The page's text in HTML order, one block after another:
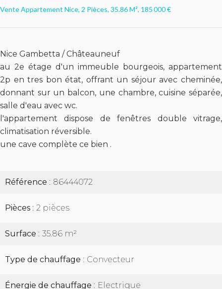
Vente Appartement Nice, 2 Pièces, 35.86 M², 185 000 €
Nice Gambetta / Châteauneuf
au 2e étage d'un immeuble bourgeois, appartement
2p en tres bon état, offrant un séjour avec cheminée,
donnant sur un balcon, une chambre, cuisine séparée,
salle d'eau avec wc.
l'appartement dispose de fenêtres double vitrage,
climatisation réversible.
une cave complète ce bien .
Référence 86444072
Pièces 2 pièces
Surface 35.86 m²
Type de chauffage Convecteur
Énergie de chauffage Electrique